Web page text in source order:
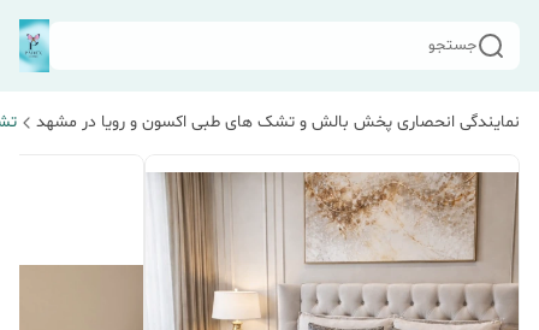
جستجو
نمایندگی انحصاری پخش بالش و تشک های طبی اکسون و رویا در مشهد